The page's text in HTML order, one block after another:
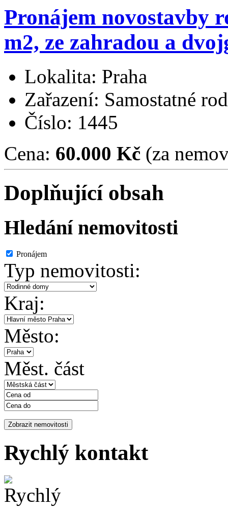
Pronájem novostavby
m2, ze zahradou a
Lokalita: Praha
Zařazení: Samostatné
Číslo: 1445
Cena: 60.000 Kč (za
Doplňující obsah
Hledání nemovitosti
Pronájem
Typ nemovitosti:
Kraj:
Město:
Měst. část
Rychlý kontakt